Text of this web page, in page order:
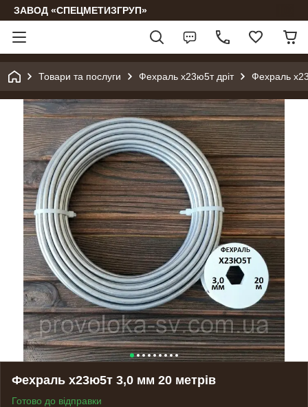
ЗАВОД «СПЕЦМЕТИЗГРУП»
Товари та послуги Фехраль х23ю5т дріт Фехраль
Фехраль х23ю5т 3,0 мм 20 метрів
Готово до відправки